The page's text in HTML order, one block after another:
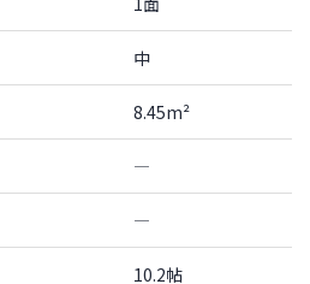
中
8.45m²
―
―
10.2帖